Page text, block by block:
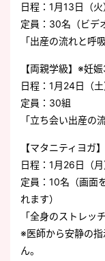
日程：1月13日（
定員：30名（ビデ
「出産の流れと呼
【両親学級】※妊
日程：1月24日（
定員：30組
「立ち会い出産の
【マタニティヨガ
日程：1月26日（
定員：10名（画面
れます）
「全身のストレッ
※医師から安静の
ん。